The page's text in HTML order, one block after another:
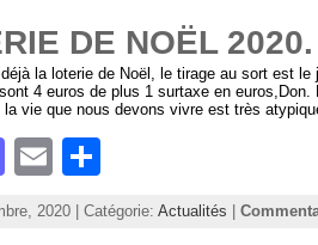
o
d
o
n
l
e
DE NOËL
la loterie de Noël, le tirage au sort est
4 euros de plus 1 surtaxe en
la vie que nous devons vivre est très
M
a
st
E
m
ai
h
ar
2020 | Catégorie: Actualités